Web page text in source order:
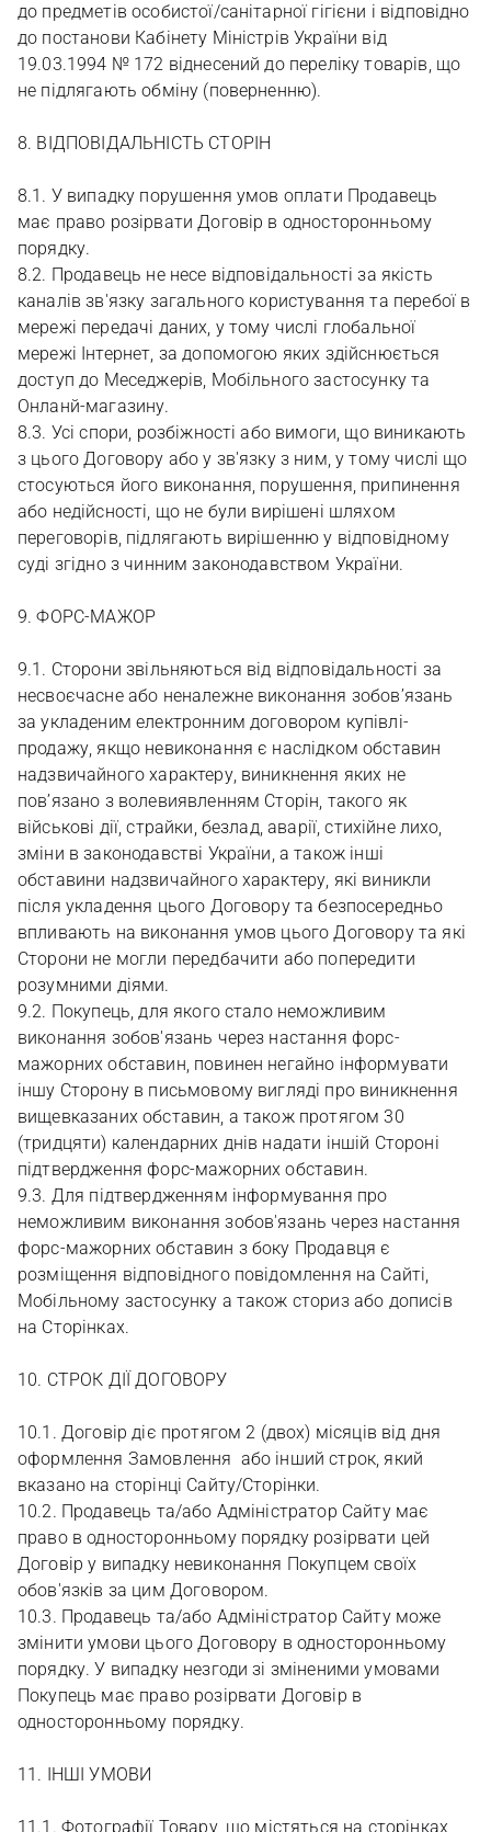
до предметів особистої/санітарної гігієни і відповідно
до постанови Кабінету Міністрів України від
19.03.1994 № 172 віднесений до переліку товарів, що
не підлягають обміну (поверненню).
8. ВІДПОВІДАЛЬНІСТЬ СТОРІН
8.1. У випадку порушення умов оплати Продавець
має право розірвати Договір в односторонньому
порядку.
8.2. Продавець не несе відповідальності за якість
каналів зв'язку загального користування та перебої в
мережі передачі даних, у тому числі глобальної
мережі Інтернет, за допомогою яких здійснюється
доступ до Меседжерів, Мобільного застосунку та
Онланй-магазину.
8.3. Усі спори, розбіжності або вимоги, що виникають
з цього Договору або у зв'язку з ним, у тому числі що
стосуються його виконання, порушення, припинення
або недійсності, що не були вирішені шляхом
переговорів, підлягають вирішенню у відповідному
суді згідно з чинним законодавством України.
9. ФОРС-МАЖОР
9.1. Сторони звільняються від відповідальності за
несвоєчасне або неналежне виконання зобов’язань
за укладеним електронним договором купівлі-
продажу, якщо невиконання є наслідком обставин
надзвичайного характеру, виникнення яких не
пов’язано з волевиявленням Сторін, такого як
військові дії, страйки, безлад, аварії, стихійне лихо,
зміни в законодавстві України, а також інші
обставини надзвичайного характеру, які виникли
після укладення цього Договору та безпосередньо
впливають на виконання умов цього Договору та які
Сторони не могли передбачити або попередити
розумними діями.
9.2. Покупець, для якого стало неможливим
виконання зобов'язань через настання форс-
мажорних обставин, повинен негайно інформувати
іншу Сторону в письмовому вигляді про виникнення
вищевказаних обставин, а також протягом 30
(тридцяти) календарних днів надати іншій Стороні
підтвердження форс-мажорних обставин.
9.3. Для підтвердженням інформування про
неможливим виконання зобов'язань через настання
форс-мажорних обставин з боку Продавця є
розміщення відповідного повідомлення на Сайті,
Мобільному застосунку а також сториз або дописів
на Сторінках.
10. СТРОК ДІЇ ДОГОВОРУ
10.1. Договір діє протягом 2 (двох) місяців від дня
оформлення Замовлення або інший строк, який
вказано на сторінці Сайту/Сторінки.
10.2. Продавець та/або Адміністратор Сайту має
право в односторонньому порядку розірвати цей
Договір у випадку невиконання Покупцем своїх
обов'язків за цим Договором.
10.3. Продавець та/або Адміністратор Сайту може
змінити умови цього Договору в односторонньому
порядку. У випадку незгоди зі зміненими умовами
Покупець має право розірвати Договір в
односторонньому порядку.
11. ІНШІ УМОВИ
11.1. Фотографії Товару, що містяться на сторінках